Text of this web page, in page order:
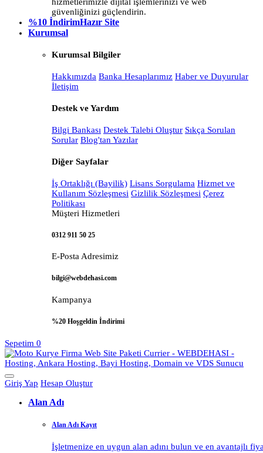
hizmetlerimizle dijital işlemlerinizi ve web
güvenliğinizi güçlendirin.
%10 İndirimHazır Site
Kurumsal
Kurumsal Bilgiler
Hakkımızda Banka Hesaplarımız Haber ve Duyurular
İletişim
Destek ve Yardım
Bilgi Bankası Destek Talebi Oluştur Sıkça Sorulan
Sorular Blog'tan Yazılar
Diğer Sayfalar
İş Ortaklığı (Bayilik) Lisans Sorgulama Hizmet ve
Kullanım Sözleşmesi Gizlilik Sözleşmesi Çerez
Politikası
Müşteri Hizmetleri
0312 911 50 25
E-Posta Adresimiz
bilgi@webdehasi.com
Kampanya
%20 Hoşgeldin İndirimi
Sepetim 0
Giriş Yap Hesap Oluştur
Alan Adı
Alan Adı Kayıt
İşletmenize en uygun alan adını bulun ve en avantajlı